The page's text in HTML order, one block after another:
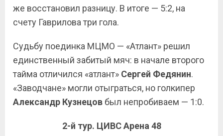
же восстановил разницу. В итоге — 5:2, на
счету Гаврилова три гола.
Судьбу поединка МЦМО — «Атлант» решил
единственный забитый мяч: в начале второго
тайма отличился «атлант» Сергей Федянин.
«Заводчане» могли отыграться, но голкипер
Александр Кузнецов был непробиваем — 1:0.
2-й тур. ЦИВС Арена 48